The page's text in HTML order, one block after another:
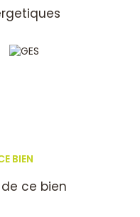
BIEN
ce bien